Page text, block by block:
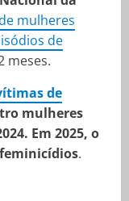
mulheres
de
meses.
de
mulheres
Em 2025, o
.